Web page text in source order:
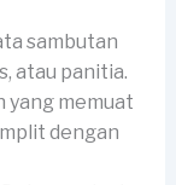
sambutan
atau panitia.
yang memuat
dengan